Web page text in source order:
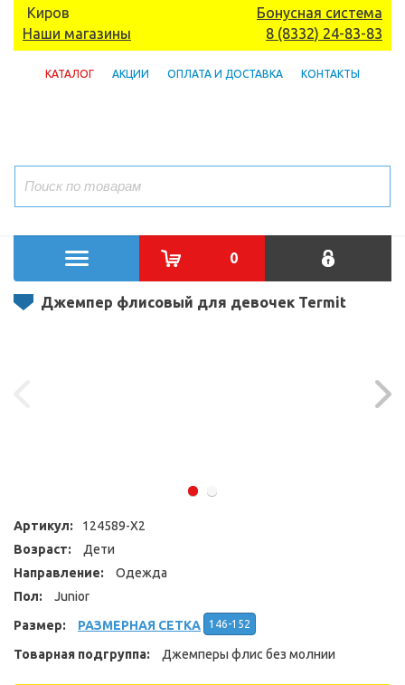
Киров
Наши магазины
Бонусная система
8 (8332) 24-83-83
КАТАЛОГ АКЦИИ ОПЛАТА И ДОСТАВКА КОНТАКТЫ
0
Джемпер флисовый для девочек Termit
Артикул:
124589-X2
Возраст:
Дети
Направление:
Одежда
Пол:
Junior
Размер:
РАЗМЕРНАЯ СЕТКА 146-152
Товарная подгруппа: Джемперы флис без молнии